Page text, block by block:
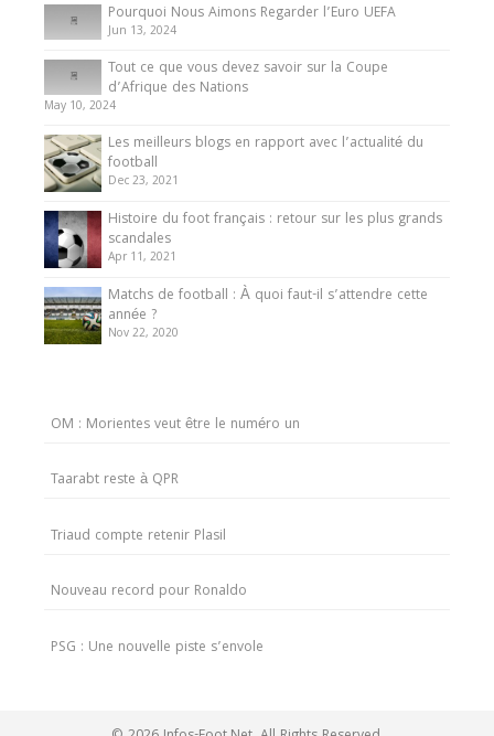
Pourquoi Nous Aimons Regarder l’Euro UEFA
Jun 13, 2024
Tout ce que vous devez savoir sur la Coupe
d’Afrique des Nations
May 10, 2024
Les meilleurs blogs en rapport avec l’actualité du
football
Dec 23, 2021
Histoire du foot français : retour sur les plus grands
scandales
Apr 11, 2021
Matchs de football : À quoi faut-il s’attendre cette
année ?
Nov 22, 2020
OM : Morientes veut être le numéro un
Taarabt reste à QPR
Triaud compte retenir Plasil
Nouveau record pour Ronaldo
PSG : Une nouvelle piste s’envole